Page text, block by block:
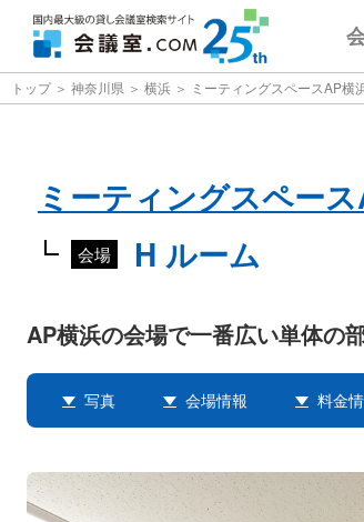
トップ 神奈川県 横浜 ミーティングスペースAP横
ミーティングスペー
会場 H ルーム
AP横浜の会場で一番広い単体の
写真 会場情報 料金